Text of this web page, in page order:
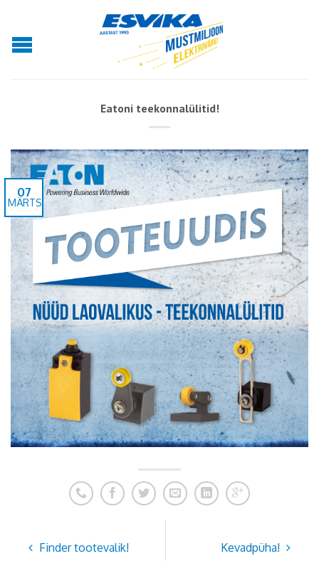
Eatoni teekonnalülitid!
07
MÄRTS
Finder tootevalik! Kevadpüha!